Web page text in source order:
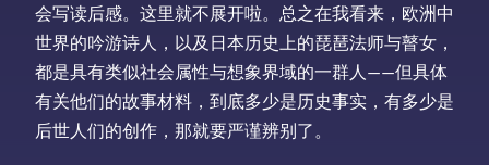
会写读后感。这里就不展开啦。总之在我看来，欧洲中
世界的吟游诗人，以及日本历史上的琵琶法师与瞽女，
都是具有类似社会属性与想象界域的一群人——但具体
有关他们的故事材料，到底多少是历史事实，有多少是
后世人们的创作，那就要严谨辨别了。